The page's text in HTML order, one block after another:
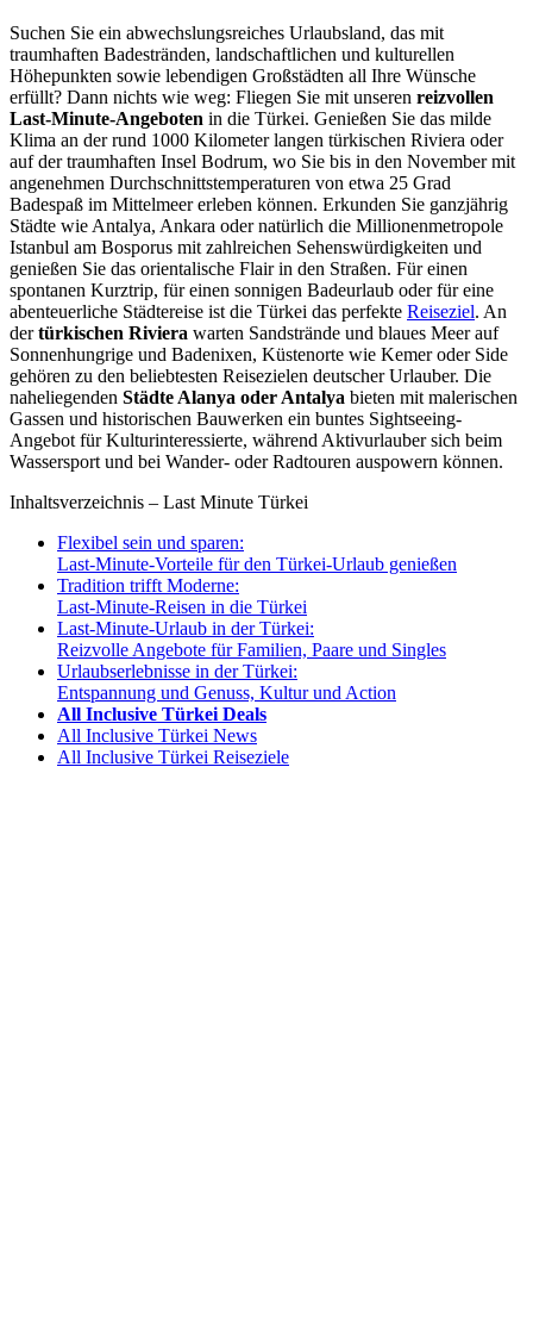
Suchen Sie ein abwechslungsreiches Urlaubsland, das mit
traumhaften Badestränden, landschaftlichen und kulturellen
Höhepunkten sowie lebendigen Großstädten all Ihre Wünsche
erfüllt? Dann nichts wie weg: Fliegen Sie mit unseren reizvollen
Last-Minute-Angeboten in die Türkei. Genießen Sie das milde
Klima an der rund 1000 Kilometer langen türkischen Riviera oder
auf der traumhaften Insel Bodrum, wo Sie bis in den November mit
angenehmen Durchschnittstemperaturen von etwa 25 Grad
Badespaß im Mittelmeer erleben können. Erkunden Sie ganzjährig
Städte wie Antalya, Ankara oder natürlich die Millionenmetropole
Istanbul am Bosporus mit zahlreichen Sehenswürdigkeiten und
genießen Sie das orientalische Flair in den Straßen. Für einen
spontanen Kurztrip, für einen sonnigen Badeurlaub oder für eine
abenteuerliche Städtereise ist die Türkei das perfekte Reiseziel. An
dertürkischen Riviera warten Sandstrände und blaues Meer auf
Sonnenhungrige und Badenixen, Küstenorte wie Kemer oder Side
gehören zu den beliebtesten Reisezielen deutscher Urlauber. Die
naheliegenden Städte Alanya oder Antalya bieten mit malerischen
Gassen und historischen Bauwerken ein buntes Sightseeing-
Angebot für Kulturinteressierte, während Aktivurlauber sich beim
Wassersport und bei Wander- oder Radtouren auspowern können.
Inhaltsverzeichnis – Last Minute Türkei
Flexibel sein und sparen:
Last-Minute-Vorteile für den Türkei-Urlaub genießen
Tradition trifft Moderne:
Last-Minute-Reisen in die Türkei
Last-Minute-Urlaub in der Türkei:
Reizvolle Angebote für Familien, Paare und Singles
Urlaubserlebnisse in der Türkei:
Entspannung und Genuss, Kultur und Action
All Inclusive Türkei Deals
All Inclusive Türkei News
All Inclusive Türkei Reiseziele